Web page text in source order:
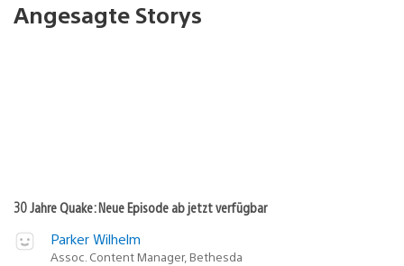
Angesagte Storys
30 Jahre Quake: Neue Episode ab jetzt verfügbar
Parker Wilhelm
Assoc. Content Manager, Bethesda